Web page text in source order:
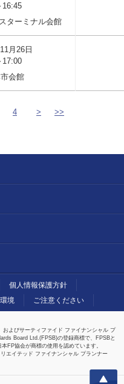
16:45
ターミナル会館
月26日
17:00
会館
4 > >>
個人情報保護方針
境 ご注意ください
およびサーティファイド ファイナンシャル プ
Board Ltd.(FPSB)の登録商標で、FPSBと
FP協会が商標の使用を認めています。
エイテッド ファイナンシャル プランナー